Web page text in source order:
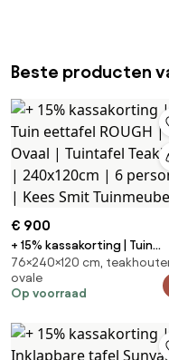
Beste producten
€ 900
+ 15% kassakorting | Tuin
eettafel ROUGH | Ovaal |
Tuintafel Teakhout |
| 6 personen | Kees Smit
76×240×120 cm,
ovale
Op voorraad